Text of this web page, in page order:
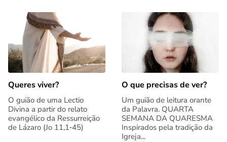
Queres viver?
O guião de uma Lectio
Divina a partir do relato
evangélico da Ressurreição
de Lázaro (Jo 11,1‑45)
O que precisas de ver?
Um guião de leitura orante
da Palavra. QUARTA
SEMANA DA QUARESMA
Inspirados pela tradição da
Igreja...